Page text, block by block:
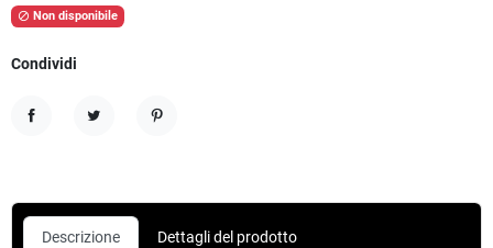
 Non disponibile
Condividi
Descrizione Dettagli del prodotto